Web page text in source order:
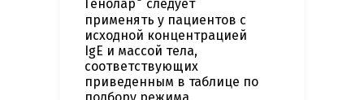
Генолар
следует
применять у пациентов с
исходной концентрацией
IgE и массой тела,
соответствующих
приведенным в таблице по